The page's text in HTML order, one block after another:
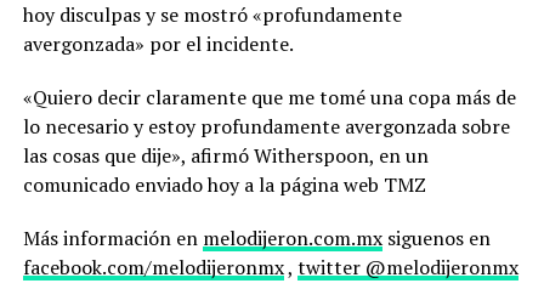
hoy disculpas y se mostró «profundamente
avergonzada» por el incidente.
«Quiero decir claramente que me tomé una copa más de
lo necesario y estoy profundamente avergonzada sobre
las cosas que dije», afirmó Witherspoon, en un
comunicado enviado hoy a la página web TMZ
Más información en melodijeron.com.mxsiguenos en
facebook.com/melodijeronmx, twitter @melodijeronmx